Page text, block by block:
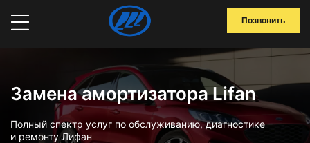
Позвонить
Замена амортизатора Lifan
Полный спектр услуг по обслуживанию, диагностике
и ремонту Лифан